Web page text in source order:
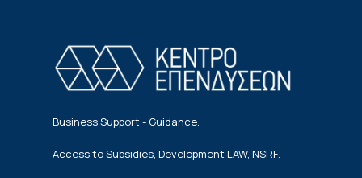
Business Support - Guidance.
Access to Subsidies, Development LAW, NSRF.